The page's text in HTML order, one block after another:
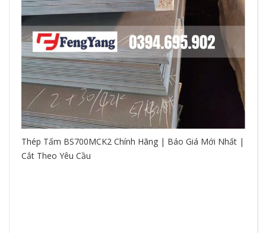
Thép Tấm BS700MCK2 Chính Hãng | Báo Giá Mới Nhất |
Cắt Theo Yêu Cầu